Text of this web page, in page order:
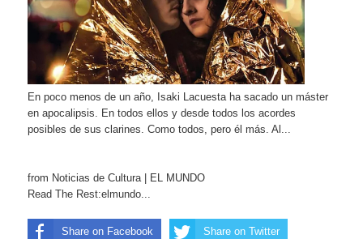
En poco menos de un año, Isaki Lacuesta ha sacado un máster
en apocalipsis. En todos ellos y desde todos los acordes
posibles de sus clarines. Como todos, pero él más. Al...
from Noticias de Cultura | EL MUNDO
Read The Rest:elmundo...
Share on Facebook Share on Twitter